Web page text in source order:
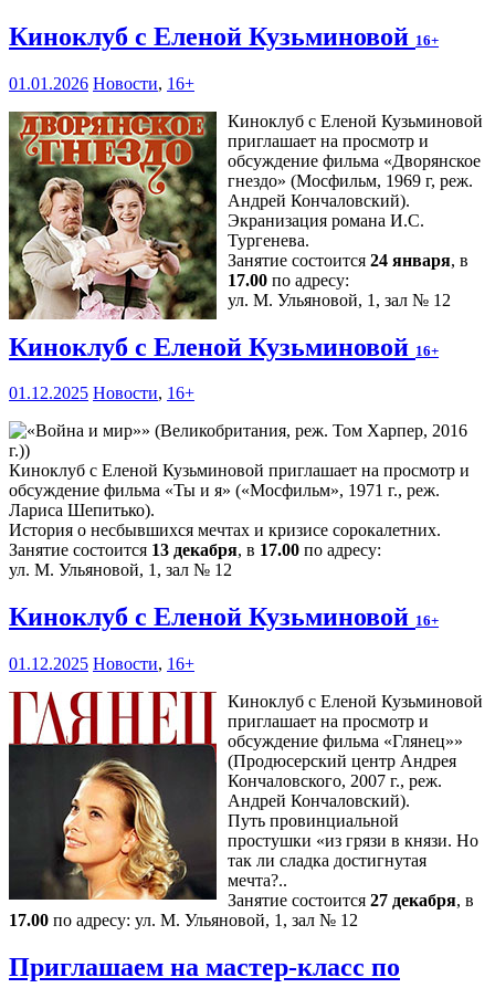
Киноклуб с Еленой Кузьминовой 16+
01.01.2026 Новости, 16+
Киноклуб с Еленой Кузьминовой
приглашает на просмотр и
обсуждение фильма «Дворянское
гнездо» (Мосфильм, 1969 г, реж.
Андрей Кончаловский).
Экранизация романа И.С.
Тургенева.
Занятие состоится 24 января, в
17.00 по адресу:
ул. М. Ульяновой, 1, зал № 12
Киноклуб с Еленой Кузьминовой 16+
01.12.2025 Новости, 16+
Киноклуб с Еленой Кузьминовой приглашает на просмотр и
обсуждение фильма «Ты и я» («Мосфильм», 1971 г., реж.
Лариса Шепитько).
История о несбывшихся мечтах и кризисе сорокалетних.
Занятие состоится 13 декабря, в 17.00 по адресу:
ул. М. Ульяновой, 1, зал № 12
Киноклуб с Еленой Кузьминовой 16+
01.12.2025 Новости, 16+
Киноклуб с Еленой Кузьминовой
приглашает на просмотр и
обсуждение фильма «Глянец»»
(Продюсерский центр Андрея
Кончаловского, 2007 г., реж.
Андрей Кончаловский).
Путь провинциальной
простушки «из грязи в князи. Но
так ли сладка достигнутая
мечта?..
Занятие состоится 27 декабря, в
17.00 по адресу: ул. М. Ульяновой, 1, зал № 12
Приглашаем на мастер-класс по